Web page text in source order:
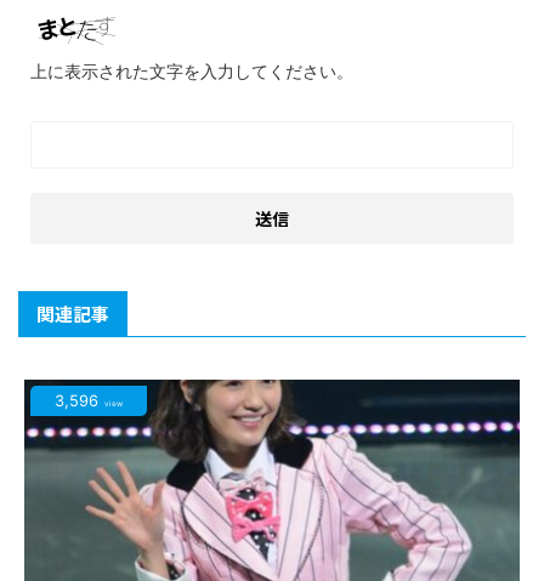
上に表示された文字を入力してください。
関連記事
3,596 view